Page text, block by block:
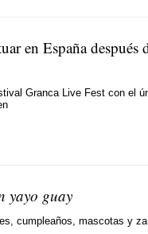
en España después
Granca Live Fest con el
yayo guay
cumpleaños, mascotas y